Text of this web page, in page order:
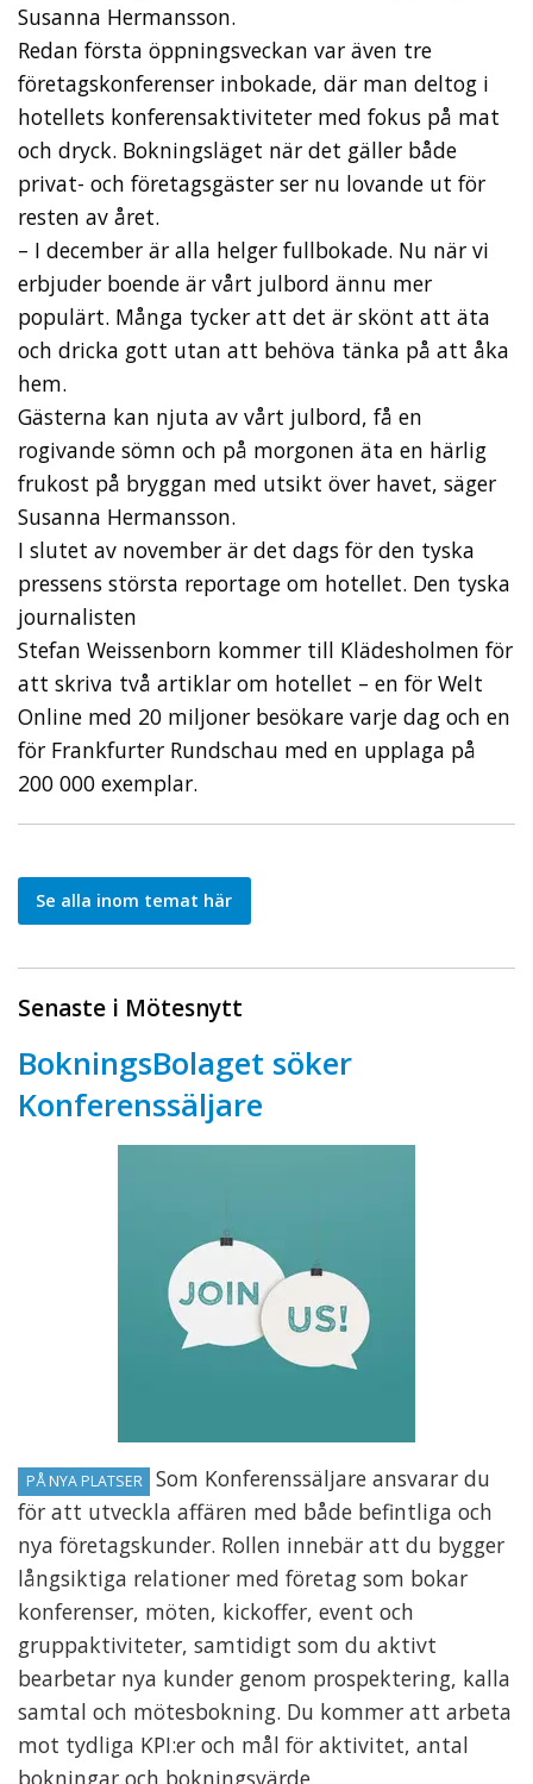
Susanna Hermansson.
Redan första öppningsveckan var även tre
företagskonferenser inbokade, där man deltog i
hotellets konferensaktiviteter med fokus på mat
och dryck. Bokningsläget när det gäller både
privat- och företagsgäster ser nu lovande ut för
resten av året.
– I december är alla helger fullbokade. Nu när vi
erbjuder boende är vårt julbord ännu mer
populärt. Många tycker att det är skönt att äta
och dricka gott utan att behöva tänka på att åka
hem.
Gästerna kan njuta av vårt julbord, få en
rogivande sömn och på morgonen äta en härlig
frukost på bryggan med utsikt över havet, säger
Susanna Hermansson.
I slutet av november är det dags för den tyska
pressens största reportage om hotellet. Den tyska
journalisten
Stefan Weissenborn kommer till Klädesholmen för
att skriva två artiklar om hotellet – en för Welt
Online med 20 miljoner besökare varje dag och en
för Frankfurter Rundschau med en upplaga på
200 000 exemplar.
Se alla inom temat här
Senaste i Mötesnytt
BokningsBolaget söker
Konferenssäljare
PÅ NYA PLATSER
Som Konferenssäljare ansvarar du
för att utveckla affären med både befintliga och
nya företagskunder. Rollen innebär att du bygger
långsiktiga relationer med företag som bokar
konferenser, möten, kickoffer, event och
gruppaktiviteter, samtidigt som du aktivt
bearbetar nya kunder genom prospektering, kalla
samtal och mötesbokning. Du kommer att arbeta
mot tydliga KPI:er och mål för aktivitet, antal